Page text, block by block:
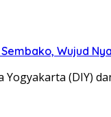
Wujud
(DIY)